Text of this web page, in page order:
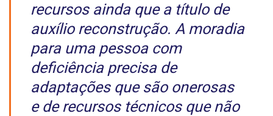
recursos ainda que a título de
auxílio reconstrução. A moradia
para uma pessoa com
deficiência precisa de
adaptações que são onerosas
e de recursos técnicos que não